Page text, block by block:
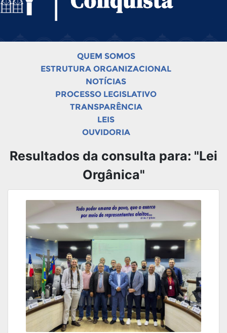
QUEM SOMOS
ESTRUTURA ORGANIZACIONAL
NOTÍCIAS
PROCESSO LEGISLATIVO
TRANSPARÊNCIA
LEIS
OUVIDORIA
Resultados da consulta para: "Lei
Orgânica"